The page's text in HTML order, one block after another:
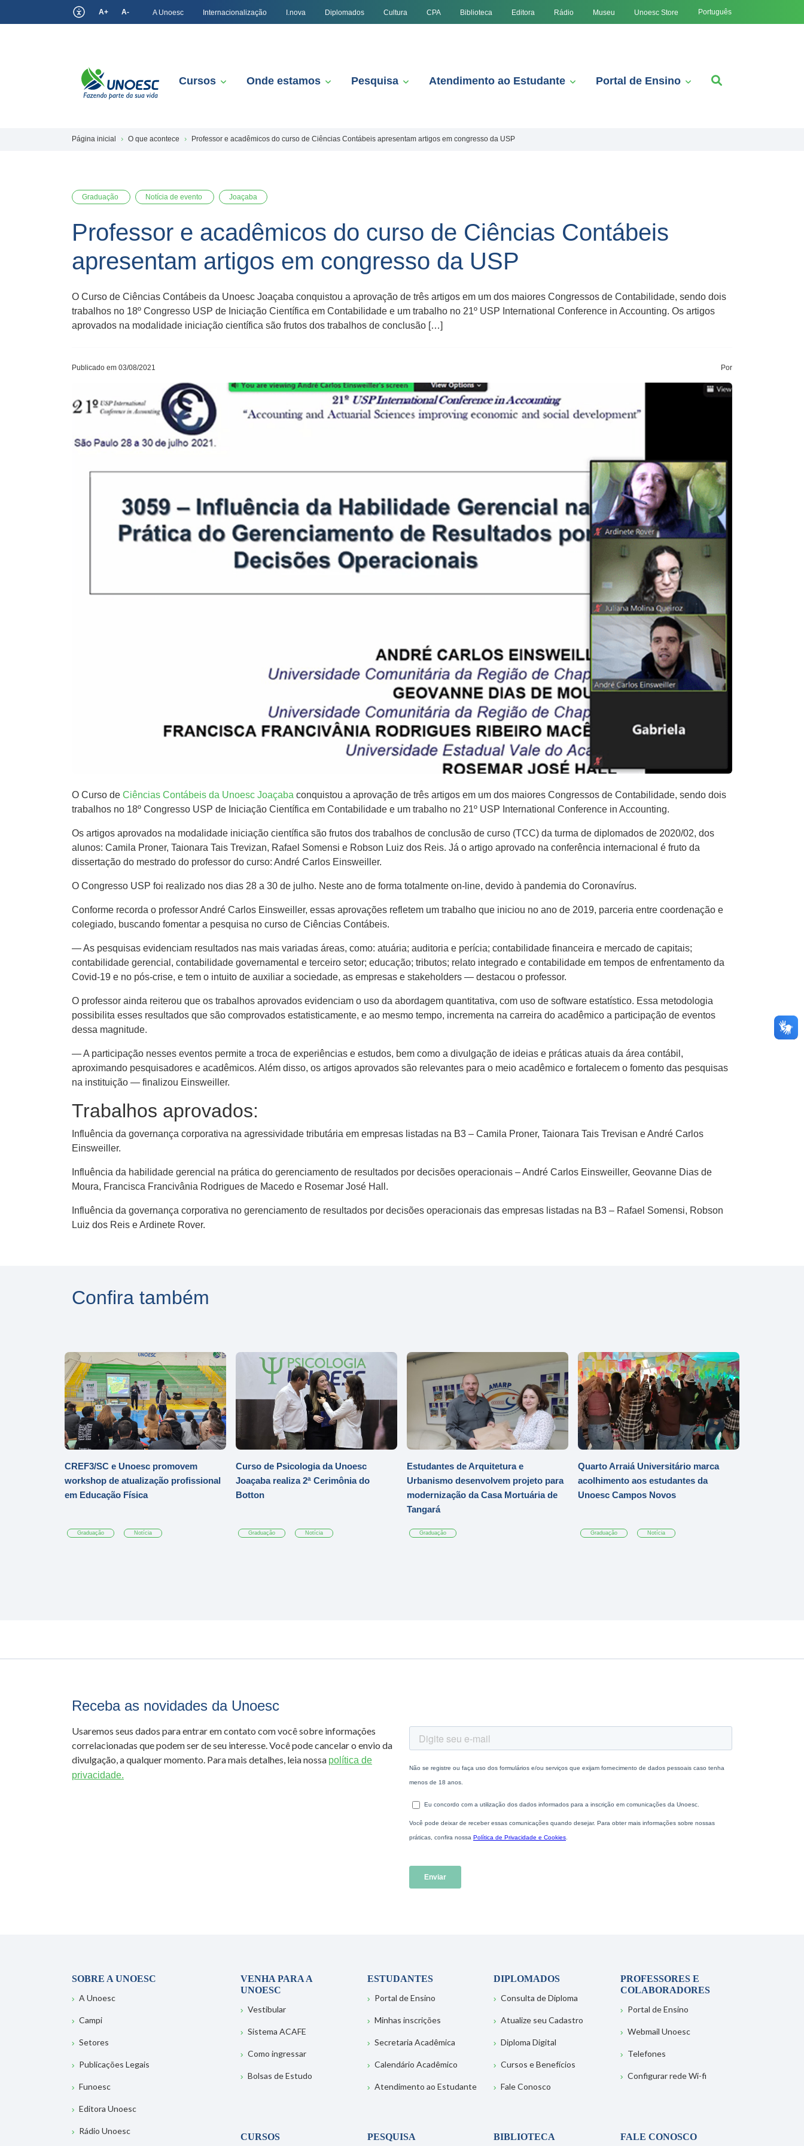
A+ A- A Unoesc Internacionalização I.nova Diplomados Cultura CPA Biblioteca Editora Rádio Museu Unoesc Store Português
Cursos Onde estamos Pesquisa Atendimento ao Estudante Portal de Ensino
Página inicial O que acontece Professor e acadêmicos do curso de Ciências Contábeis apresentam artigos em congresso da USP
Graduação Notícia de evento Joaçaba
Professor e acadêmicos do curso de Ciências Contábeis
apresentam artigos em congresso da USP
O Curso de Ciências Contábeis da Unoesc Joaçaba conquistou a aprovação de três artigos em um dos maiores Congressos de Contabilidade, sendo dois
trabalhos no 18º Congresso USP de Iniciação Científica em Contabilidade e um trabalho no 21º USP International Conference in Accounting. Os artigos
aprovados na modalidade iniciação científica são frutos dos trabalhos de conclusão […]
Publicado em 03/08/2021 Por
O Curso de Ciências Contábeis da Unoesc Joaçaba conquistou a aprovação de três artigos em um dos maiores Congressos de Contabilidade, sendo dois
trabalhos no 18º Congresso USP de Iniciação Científica em Contabilidade e um trabalho no 21º USP International Conference in Accounting.
Os artigos aprovados na modalidade iniciação científica são frutos dos trabalhos de conclusão de curso (TCC) da turma de diplomados de 2020/02, dos
alunos: Camila Proner, Taionara Tais Trevizan, Rafael Somensi e Robson Luiz dos Reis. Já o artigo aprovado na conferência internacional é fruto da
dissertação do mestrado do professor do curso: André Carlos Einsweiller.
O Congresso USP foi realizado nos dias 28 a 30 de julho. Neste ano de forma totalmente on-line, devido à pandemia do Coronavírus.
Conforme recorda o professor André Carlos Einsweiller, essas aprovações refletem um trabalho que iniciou no ano de 2019, parceria entre coordenação e
colegiado, buscando fomentar a pesquisa no curso de Ciências Contábeis.
— As pesquisas evidenciam resultados nas mais variadas áreas, como: atuária; auditoria e perícia; contabilidade financeira e mercado de capitais;
contabilidade gerencial, contabilidade governamental e terceiro setor; educação; tributos; relato integrado e contabilidade em tempos de enfrentamento da
Covid-19 e no pós-crise, e tem o intuito de auxiliar a sociedade, as empresas e stakeholders — destacou o professor.
O professor ainda reiterou que os trabalhos aprovados evidenciam o uso da abordagem quantitativa, com uso de software estatístico. Essa metodologia
possibilita esses resultados que são comprovados estatisticamente, e ao mesmo tempo, incrementa na carreira do acadêmico a participação de eventos
dessa magnitude.
— A participação nesses eventos permite a troca de experiências e estudos, bem como a divulgação de ideias e práticas atuais da área contábil,
aproximando pesquisadores e acadêmicos. Além disso, os artigos aprovados são relevantes para o meio acadêmico e fortalecem o fomento das pesquisas
na instituição — finalizou Einsweiller.
Trabalhos aprovados:
Influência da governança corporativa na agressividade tributária em empresas listadas na B3 – Camila Proner, Taionara Tais Trevisan e André Carlos
Einsweiller.
Influência da habilidade gerencial na prática do gerenciamento de resultados por decisões operacionais – André Carlos Einsweiller, Geovanne Dias de
Moura, Francisca Francivânia Rodrigues de Macedo e Rosemar José Hall.
Influência da governança corporativa no gerenciamento de resultados por decisões operacionais das empresas listadas na B3 – Rafael Somensi, Robson
Luiz dos Reis e Ardinete Rover.
Confira também
CREF3/SC e Unoesc promovem
workshop de atualização profissional
em Educação Física
Graduação Notícia
Curso de Psicologia da Unoesc
Joaçaba realiza 2ª Cerimônia do
Botton
Graduação Notícia
Estudantes de Arquitetura e
Urbanismo desenvolvem projeto para
modernização da Casa Mortuária de
Tangará
Graduação
Quarto Arraiá Universitário marca
acolhimento aos estudantes da
Unoesc Campos Novos
Graduação Notícia
Receba as novidades da Unoesc
Usaremos seus dados para entrar em contato com você sobre informações
correlacionadas que podem ser de seu interesse. Você pode cancelar o envio da
divulgação, a qualquer momento. Para mais detalhes, leia nossa política de
privacidade.
SOBRE A UNOESC
A Unoesc
Campi
Setores
Publicações Legais
Funoesc
Editora Unoesc
Rádio Unoesc
VENHA PARA A
UNOESC
Vestibular
Sistema ACAFE
Como ingressar
Bolsas de Estudo
ESTUDANTES
Portal de Ensino
Minhas inscrições
Secretaria Acadêmica
Calendário Acadêmico
Atendimento ao Estudante
DIPLOMADOS
Consulta de Diploma
Atualize seu Cadastro
Diploma Digital
Cursos e Benefícios
Fale Conosco
PROFESSORES E
COLABORADORES
Portal de Ensino
Webmail Unoesc
Telefones
Configurar rede Wi-fi
CURSOS PESQUISA BIBLIOTECA FALE CONOSCO